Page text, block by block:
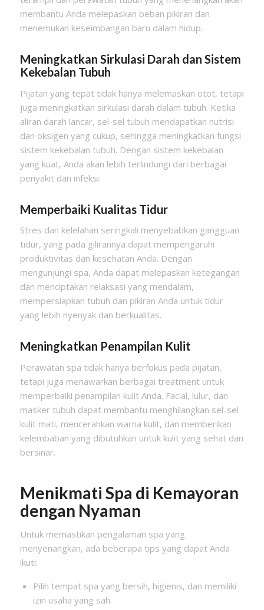
membantu Anda melepaskan beban pikiran dan
menemukan keseimbangan baru dalam hidup.
Meningkatkan Sirkulasi Darah dan Sistem
Kekebalan Tubuh
Pijatan yang tepat tidak hanya melemaskan otot, tetapi
juga meningkatkan sirkulasi darah dalam tubuh. Ketika
aliran darah lancar, sel-sel tubuh mendapatkan nutrisi
dan oksigen yang cukup, sehingga meningkatkan fungsi
sistem kekebalan tubuh. Dengan sistem kekebalan
yang kuat, Anda akan lebih terlindungi dari berbagai
penyakit dan infeksi.
Memperbaiki Kualitas Tidur
Stres dan kelelahan seringkali menyebabkan gangguan
tidur, yang pada gilirannya dapat mempengaruhi
produktivitas dan kesehatan Anda. Dengan
mengunjungi spa, Anda dapat melepaskan ketegangan
dan menciptakan relaksasi yang mendalam,
mempersiapkan tubuh dan pikiran Anda untuk tidur
yang lebih nyenyak dan berkualitas.
Meningkatkan Penampilan Kulit
Perawatan spa tidak hanya berfokus pada pijatan,
tetapi juga menawarkan berbagai treatment untuk
memperbaiki penampilan kulit Anda. Facial, lulur, dan
masker tubuh dapat membantu menghilangkan sel-sel
kulit mati, mencerahkan warna kulit, dan memberikan
kelembaban yang dibutuhkan untuk kulit yang sehat dan
bersinar.
Menikmati Spa di Kemayoran
dengan Nyaman
Untuk memastikan pengalaman spa yang
menyenangkan, ada beberapa tips yang dapat Anda
ikuti:
Pilih tempat spa yang bersih, higienis, dan memiliki
izin usaha yang sah.